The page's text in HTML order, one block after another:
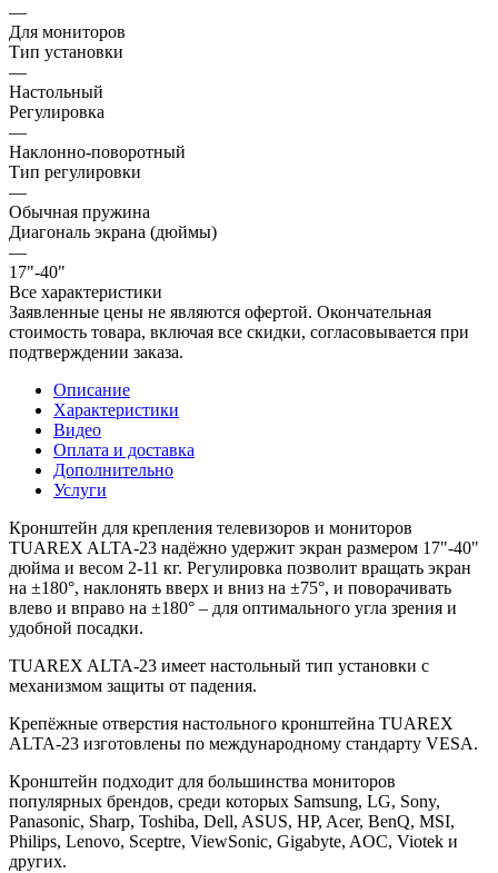
—
Для мониторов
Тип установки
—
Настольный
Регулировка
—
Наклонно-поворотный
Тип регулировки
—
Обычная пружина
Диагональ экрана (дюймы)
—
17"-40"
Все характеристики
Заявленные цены не являются офертой. Окончательная
стоимость товара, включая все скидки, согласовывается при
подтверждении заказа.
Описание
Характеристики
Видео
Оплата и доставка
Дополнительно
Услуги
Кронштейн для крепления телевизоров и мониторов
TUAREX ALTA-23 надёжно удержит экран размером 17"-40"
дюйма и весом 2-11 кг. Регулировка позволит вращать экран
на ±180°, наклонять вверх и вниз на ±75°, и поворачивать
влево и вправо на ±180° – для оптимального угла зрения и
удобной посадки.
TUAREX ALTA-23 имеет настольный тип установки с
механизмом защиты от падения.
Крепёжные отверстия настольного кронштейна TUAREX
ALTA-23 изготовлены по международному стандарту VESA.
Кронштейн подходит для большинства мониторов
популярных брендов, среди которых Samsung, LG, Sony,
Panasonic, Sharp, Toshiba, Dell, ASUS, HP, Acer, BenQ, MSI,
Philips, Lenovo, Sceptre, ViewSonic, Gigabyte, AOC, Viotek и
других.